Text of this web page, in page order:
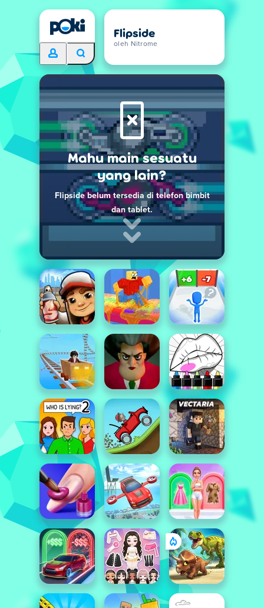
Flipside
oleh Nitrome
Mahu main sesuatu
yang lain?
Flipside belum tersedia di telefon bimbit
dan tablet.